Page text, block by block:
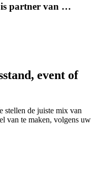
is partner van …
event of
stellen de juiste mix van
van te maken, volgens uw